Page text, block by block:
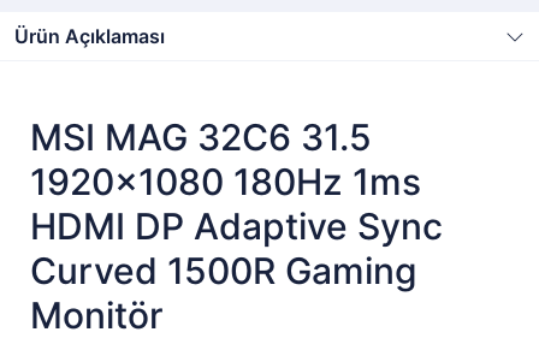
Ürün Açıklaması
MSI MAG 32C6 31.5
1920x1080 180Hz 1ms
HDMI DP Adaptive Sync
Curved 1500R Gaming
Monitör